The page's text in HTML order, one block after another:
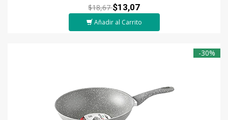
$18,67$13,07
Añadir al Carrito
-30%